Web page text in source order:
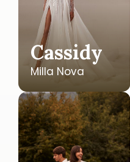
Cassidy
Milla Nova